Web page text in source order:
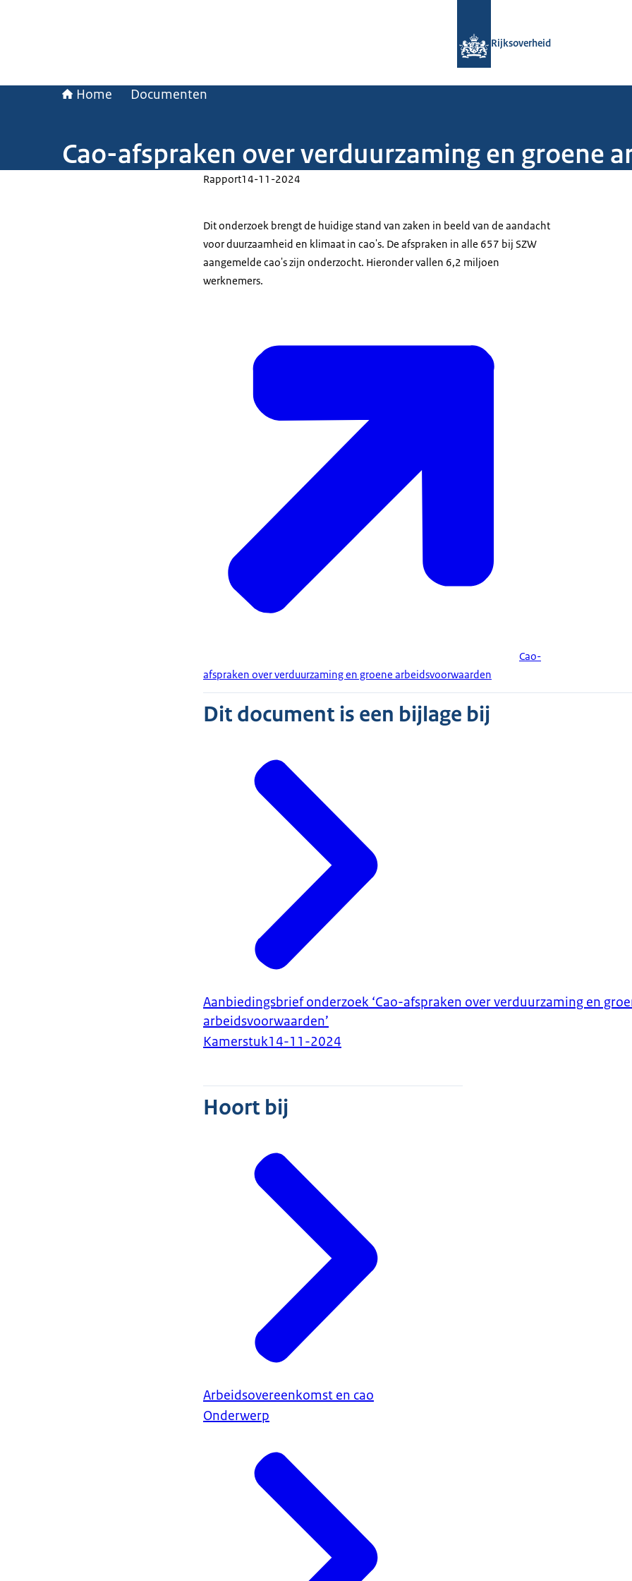
Rijksoverheid
Home Documenten
Cao-afspraken over verduurzaming en groene
Rapport14-11-2024
Dit onderzoek brengt de huidige stand van zaken in beeld van de aandacht
voor duurzaamheid en klimaat in cao's. De afspraken in alle 657 bij SZW
aangemelde cao's zijn onderzocht. Hieronder vallen 6,2 miljoen
werknemers.
Cao-
afspraken over verduurzaming en groene arbeidsvoorwaarden
Dit document is een bijlage bij
Aanbiedingsbrief onderzoek ‘Cao-afspraken over verduurzaming en
arbeidsvoorwaarden’
Kamerstuk14-11-2024
Hoort bij
Arbeidsovereenkomst en cao
Onderwerp